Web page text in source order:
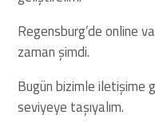
Regensburg’de online
zaman şimdi.
Bugün bizimle iletişime
seviyeye taşıyalım.